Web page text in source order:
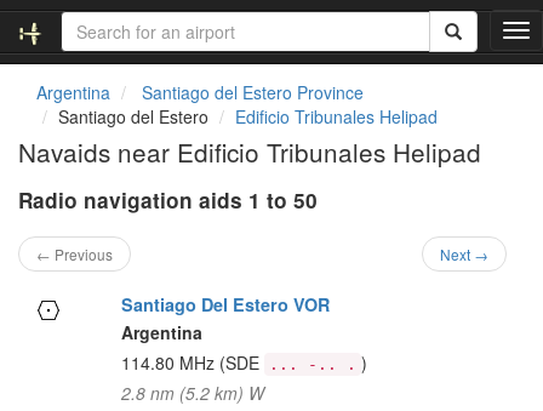
T
o
Argentina
Santiago del Estero Province
Santiago del Estero
Edificio Tribunales Helipad
Navaids near Edificio Tribunales Helipad
Radio navigation aids 1 to 50
← Previous Next →
Santiago Del Estero VOR
Argentina
114.80 MHz (SDE ... -.. . )
2.8 nm (5.2 km) W